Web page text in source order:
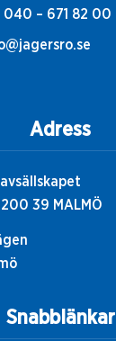
Snabblänkar
040 – 671 82 00
Adress
39 MALMÖ